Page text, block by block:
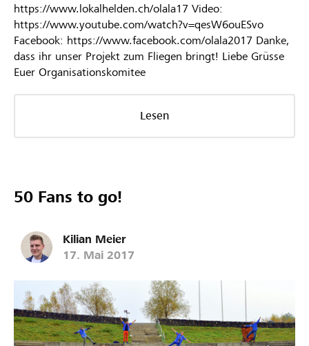
https://www.lokalhelden.ch/olala17 Video:
https://www.youtube.com/watch?v=qesW6ouESvo
Facebook: https://www.facebook.com/olala2017 Danke,
dass ihr unser Projekt zum Fliegen bringt! Liebe Grüsse
Euer Organisationskomitee
Lesen
50 Fans to go!
Kilian Meier
17. Mai 2017